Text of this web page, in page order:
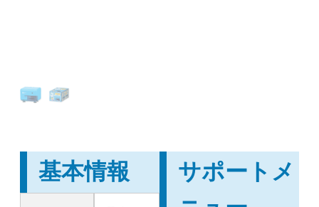
基本情報
サポートメ